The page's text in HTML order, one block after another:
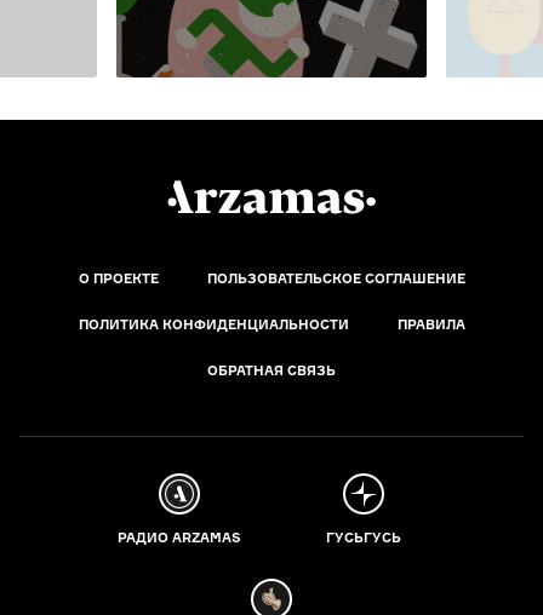
О ПРОЕКТЕ ПОЛЬЗОВАТЕЛЬСКОЕ СОГЛАШЕНИЕ
ПОЛИТИКА КОНФИДЕНЦИАЛЬНОСТИ ПРАВИЛА
ОБРАТНАЯ СВЯЗЬ
РАДИО ARZAMAS ГУСЬГУСЬ